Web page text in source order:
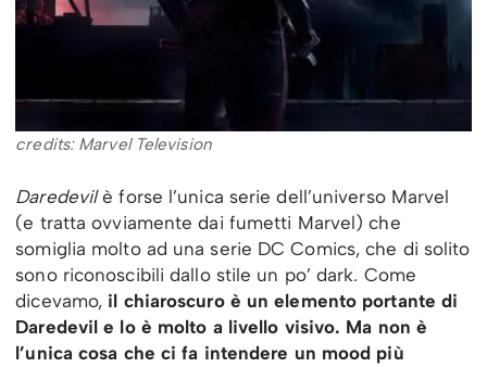
credits: Marvel Television
Daredevilè forse l’unica serie dell’universo Marvel
(e tratta ovviamente dai fumetti Marvel) che
somiglia molto ad una serie DC Comics, che di solito
sono riconoscibili dallo stile un po’ dark. Come
dicevamo, il chiaroscuro è un elemento portante di
Daredevil e lo è molto a livello visivo. Ma non è
l’unica cosa che ci fa intendere un mood più